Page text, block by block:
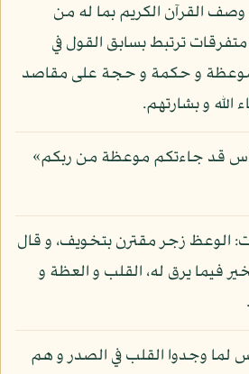
وصف القرآن الكريم بما له من
ترتبط بسابق القول في
موعظة و حكمة و حجة على مقاصد
الله و بشارتهم.
قد جاءتكم موعظة من ربكم»
الوعظ زجر مقترن بتخويف، و قال
فيما يرق له، القلب و العظة و
لما وجدوا القلب في الصدر و هم